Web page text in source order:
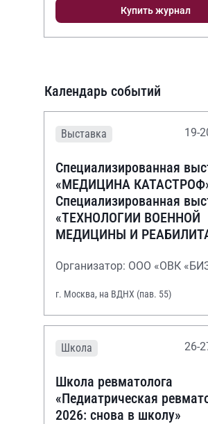
Купить журнал
Календарь событий
Выставка 19-
Специализированная
«МЕДИЦИНА
Специализированная
«ТЕХНОЛОГИИ ВОЕННОЙ
МЕДИЦИНЫ И
Организатор: ООО «ОВК
г. Москва, на ВДНХ (пав. 55)
Школа 26-
Школа ревматолога
«Педиатрическая
2026: снова в школу»